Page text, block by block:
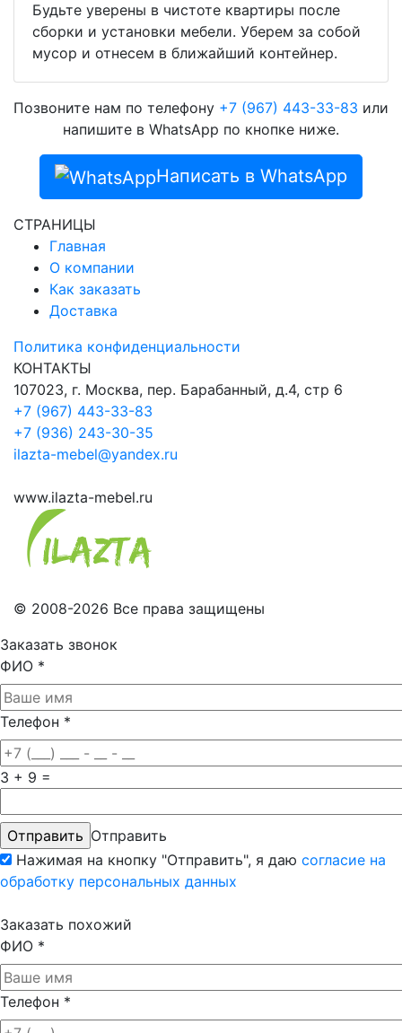
Будьте уверены в чистоте квартиры после
сборки и установки мебели. Уберем за собой
мусор и отнесем в ближайший контейнер.
Позвоните нам по телефону +7 (967) 443-33-83 или
напишите в WhatsApp по кнопке ниже.
Написать в WhatsApp
СТРАНИЦЫ
Главная
О компании
Как заказать
Доставка
Политика конфиденциальности
КОНТАКТЫ
107023, г. Москва, пер. Барабанный, д.4, стр 6
+7 (967) 443-33-83
+7 (936) 243-30-35
ilazta-mebel@yandex.ru
www.ilazta-mebel.ru
© 2008-2026 Все права защищены
Заказать звонок
ФИО *
Телефон *
3 + 9 =
Отправить
Нажимая на кнопку "Отправить", я даю согласие на
обработку персональных данных
Заказать похожий
ФИО *
Телефон *